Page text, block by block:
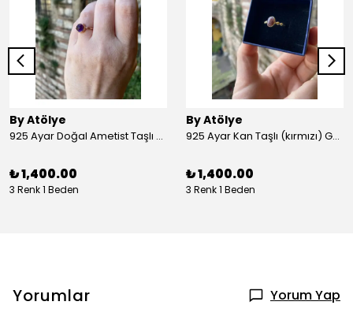
By Atölye
925 Ayar Doğal Ametist Taşlı Yuvarlak Gümüş Yüzük
₺ 1,400.00
3 Renk 1 Beden
By Atölye
925 Ayar Kan Taşlı (kırmızı) Gümüş Yüzük
₺ 1,400.00
3 Renk 1 Beden
Yorumlar Yorum Yap